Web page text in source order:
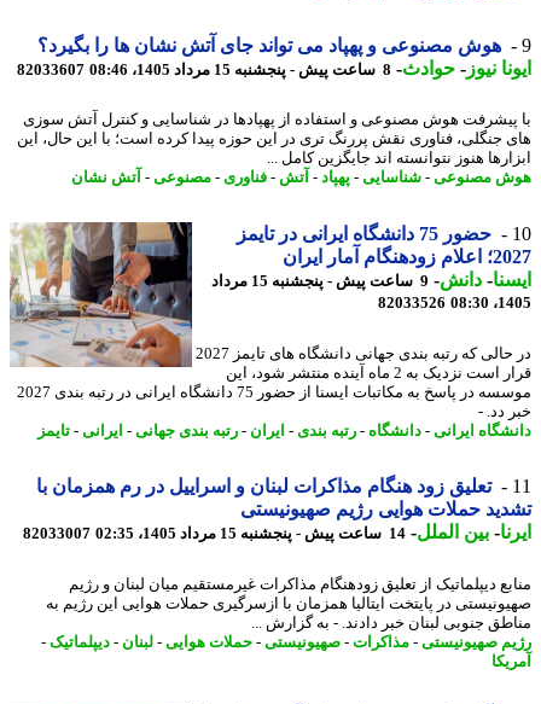
هوش مصنوعی و پهپاد می تواند جای آتش نشان ها را بگیرد؟
نیوز-حوادث -8 ساعت پیش - پنجشنبه 15 مرداد 1405، 08:46 82033607
هوش مصنوعی و استفاده از پهپادها در شناسایی و کنترل آتش سوزی
جنگلی، فناوری نقش پررنگ تری در این حوزه پیدا کرده است؛ با این حال، این
هنوز نتوانسته اند جایگزین کامل ...
مصنوعی-شناسایی-پهپاد -آتش -فناوری- مصنوعی-آتش نشان
حضور 75 دانشگاه ایرانی در تایمز
آمار ایران
-دانش -
9 ساعت پیش - پنجشنبه 15 مرداد
82033526
در حالی که رتبه بندی جهانی دانشگاه های تایمز 2027
قرار است نزدیک به 2 ماه آینده منتشر شود، این
موسسه در پاسخ به مکاتبات ایسنا از حضور 75 دانشگاه ایرانی در رتبه بندی 2027
دد. -
ایرانی- دانشگاه-رتبه بندی -ایران - رتبه بندی جهانی-ایرانی- تایمز
تعلیق زود هنگام مذاکرات لبنان و اسراییل در رم همزمان با
حملات هوایی رژیم صهیونیستی
-بین الملل-14 ساعت پیش - پنجشنبه 15 مرداد 1405، 02:35 82033007
دیپلماتیک از تعلیق زودهنگام مذاکرات غیرمستقیم میان لبنان و رژیم
در پایتخت ایتالیا همزمان با ازسرگیری حملات هوایی این رژیم به
جنوبی لبنان خبر دادند. - به گزارش ...
صهیونیستی-مذاکرات- صهیونیستی-حملات هوایی- لبنان-دیپلماتیک-